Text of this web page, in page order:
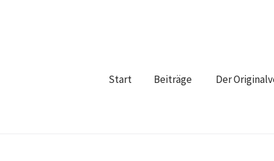
Start Beiträge Der